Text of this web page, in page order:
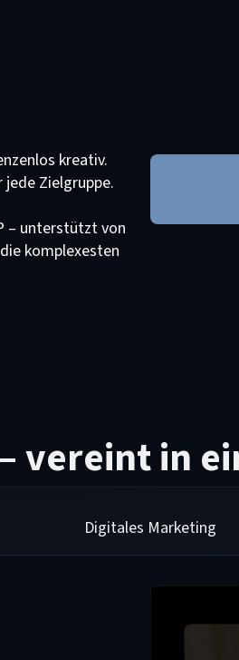
kreativ.
Zielgruppe.
– unterstützt von
komplexesten
vereint in
Digitales Marketing